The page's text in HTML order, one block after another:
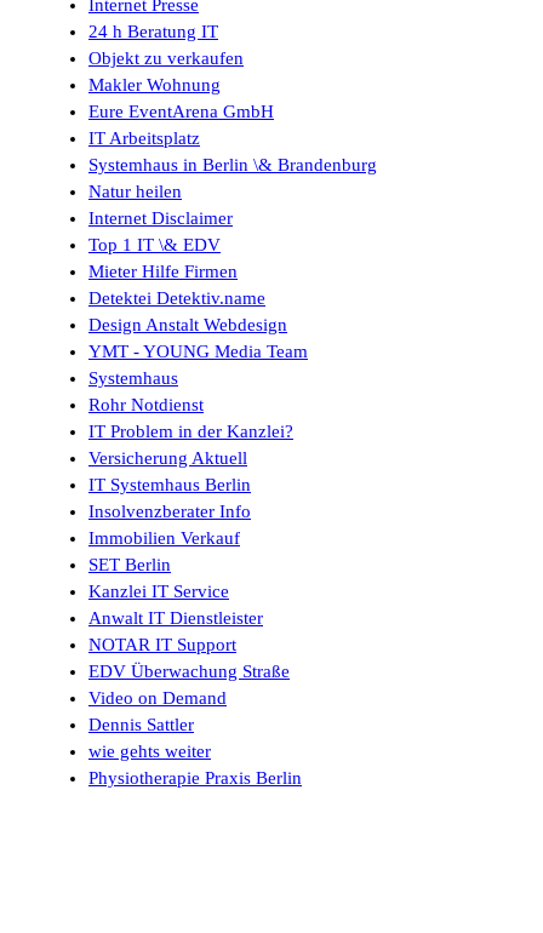
Internet Presse
24 h Beratung IT
Objekt zu verkaufen
Makler Wohnung
Eure EventArena GmbH
IT Arbeitsplatz
Systemhaus in Berlin \& Brandenburg
Natur heilen
Internet Disclaimer
Top 1 IT \& EDV
Mieter Hilfe Firmen
Detektei Detektiv.name
Design Anstalt Webdesign
YMT - YOUNG Media Team
Systemhaus
Rohr Notdienst
IT Problem in der Kanzlei?
Versicherung Aktuell
IT Systemhaus Berlin
Insolvenzberater Info
Immobilien Verkauf
SET Berlin
Kanzlei IT Service
Anwalt IT Dienstleister
NOTAR IT Support
EDV Überwachung Straße
Video on Demand
Dennis Sattler
wie gehts weiter
Physiotherapie Praxis Berlin